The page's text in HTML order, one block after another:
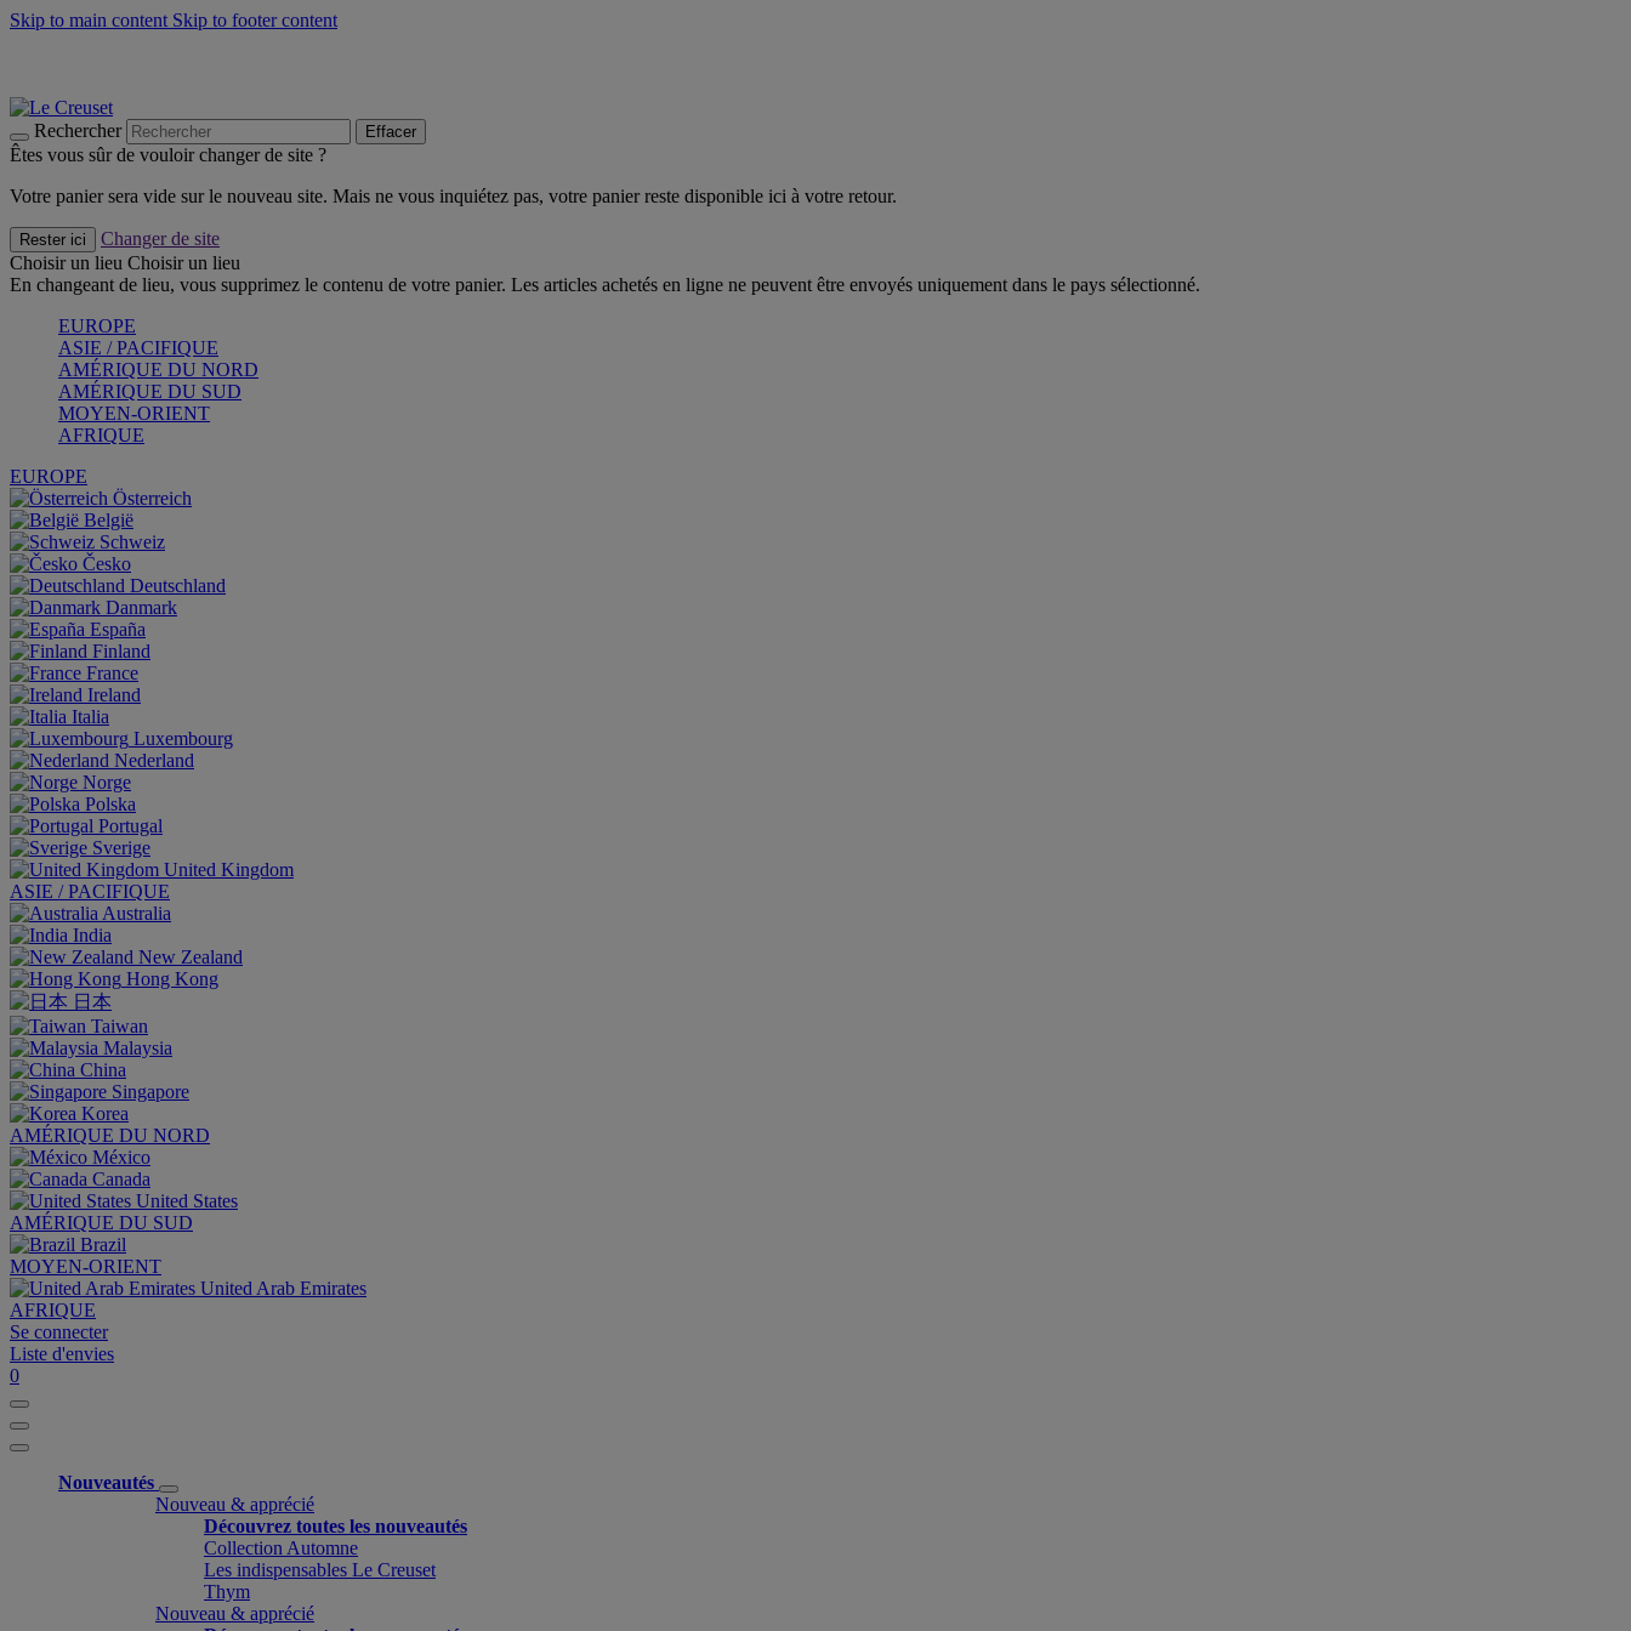
Skip to main content Skip to footer content
Rechercher Effacer
Êtes vous sûr de vouloir changer de site ?
Votre panier sera vide sur le nouveau site. Mais ne vous inquiétez pas, votre panier reste disponible ici à votre retour.
Rester ici
Changer de site
Choisir un lieu Choisir un lieu
En changeant de lieu, vous supprimez le contenu de votre panier. Les articles achetés en ligne ne peuvent être envoyés uniquement dans le pays sélectionné.
EUROPE
ASIE / PACIFIQUE
AMÉRIQUE DU NORD
AMÉRIQUE DU SUD
MOYEN-ORIENT
AFRIQUE
EUROPE
Österreich
België
Schweiz
Česko
Deutschland
Danmark
España
Finland
France
Ireland
Italia
Luxembourg
Nederland
Norge
Polska
Portugal
Sverige
United Kingdom
ASIE / PACIFIQUE
Australia
India
New Zealand
Hong Kong
日本
Taiwan
Malaysia
China
Singapore
Korea
AMÉRIQUE DU NORD
México
Canada
United States
AMÉRIQUE DU SUD
Brazil
MOYEN-ORIENT
United Arab Emirates
AFRIQUE
Se connecter
Liste d'envies
0
Nouveautés
Nouveau & apprécié
Découvrez toutes les nouveautés
Collection Automne
Les indispensables Le Creuset
Thym
Nouveau & apprécié